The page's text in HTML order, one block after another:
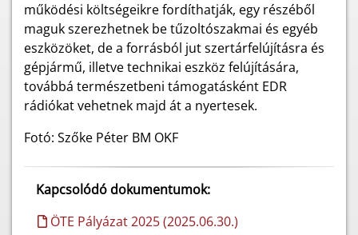
működési költségeikre fordíthatják, egy részéből
maguk szerezhetnek be tűzoltószakmai és egyéb
eszközöket, de a forrásból jut szertárfelújításra és
gépjármű, illetve technikai eszköz felújítására,
továbbá természetbeni támogatásként EDR
rádiókat vehetnek majd át a nyertesek.
Fotó: Szőke Péter BM OKF
Kapcsolódó dokumentumok:
ÖTE Pályázat 2025 (2025.06.30.)